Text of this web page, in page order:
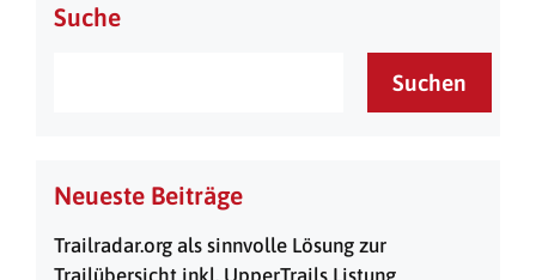
Suche
Suchen
Neueste Beiträge
Trailradar.org als sinnvolle Lösung zur
Trailübersicht inkl. UpperTrails Listung